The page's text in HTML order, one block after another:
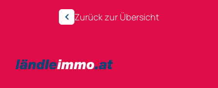
Zurück zur Übersicht